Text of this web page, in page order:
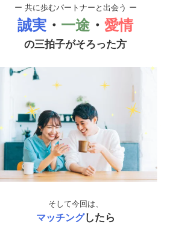
ー 共に歩むパートナーと出会う ー
誠実 ・ 一途 ・ 愛情
の三拍子がそろった方
そして今回は、
マッチングしたら